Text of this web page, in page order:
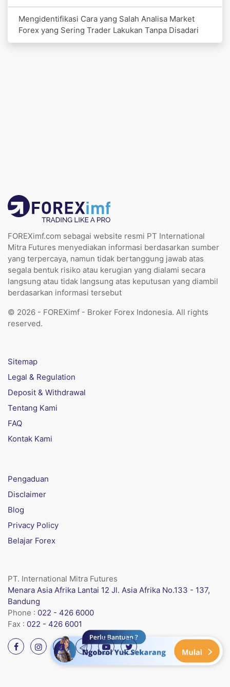
Mengidentifikasi Cara yang Salah Analisa Market
Forex yang Sering Trader Lakukan Tanpa Disadari
FOREXimf.com sebagai website resmi PT International
Mitra Futures menyediakan informasi berdasarkan sumber
yang terpercaya, namun tidak bertanggung jawab atas
segala bentuk risiko atau kerugian yang dialami secara
langsung atau tidak langsung atas keputusan yang diambil
berdasarkan informasi tersebut
© 2026 - FOREXimf - Broker Forex Indonesia. All rights
reserved.
Sitemap
Legal & Regulation
Deposit & Withdrawal
Tentang Kami
FAQ
Kontak Kami
Pengaduan
Disclaimer
Blog
Privacy Policy
Belajar Forex
PT. International Mitra Futures
Menara Asia Afrika Lantai 12 Jl. Asia Afrika No.133 - 137,
Bandung
Phone : 022 - 426 6000
Fax : 022 - 426 6001